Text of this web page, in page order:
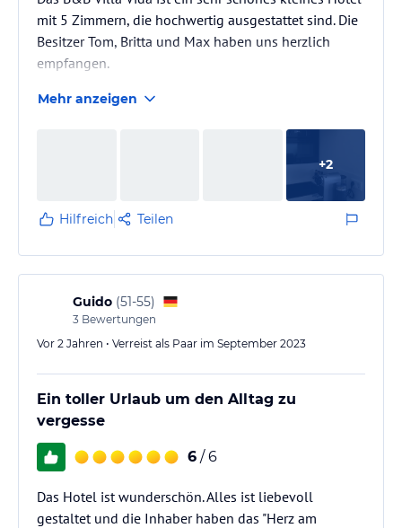
mit 5 Zimmern, die hochwertig ausgestattet sind. Die
Besitzer Tom, Britta und Max haben uns herzlich
empfangen.
Mehr anzeigen
+2
Hilfreich Teilen
Guido (51-55)
3 Bewertungen
Vor 2 Jahren • Verreist als Paar im September 2023
Ein toller Urlaub um den Alltag zu
vergesse
6 / 6
Das Hotel ist wunderschön. Alles ist liebevoll
gestaltet und die Inhaber haben das "Herz am